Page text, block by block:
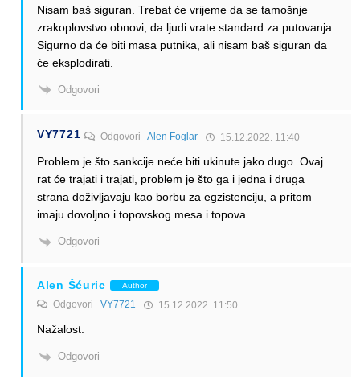
Nisam baš siguran. Trebat će vrijeme da se tamošnje
zrakoplovstvo obnovi, da ljudi vrate standard za putovanja.
Sigurno da će biti masa putnika, ali nisam baš siguran da
će eksplodirati.
Odgovori
VY7721 OdgovoriAlen Foglar 15.12.2022. 11:40
Problem je što sankcije neće biti ukinute jako dugo. Ovaj
rat će trajati i trajati, problem je što ga i jedna i druga
strana doživljavaju kao borbu za egzistenciju, a pritom
imaju dovoljno i topovskog mesa i topova.
Odgovori
Alen Šćuric Author
Odgovori VY7721 15.12.2022. 11:50
Nažalost.
Odgovori